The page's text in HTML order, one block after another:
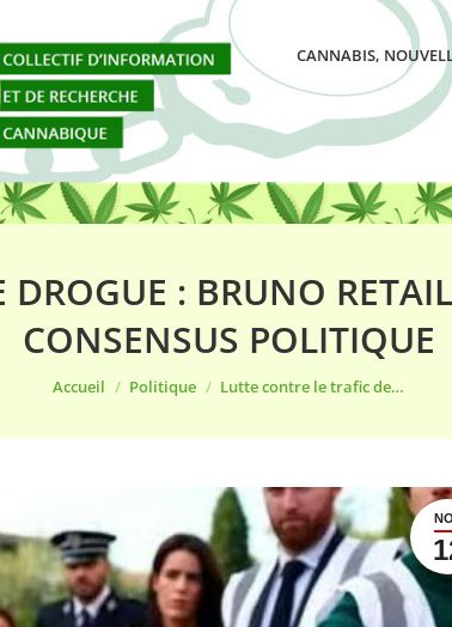
CANNABIS,
: BRUNO
CONSENSUS POLITIQUE
Accueil Politique Lutte contre le trafic de…